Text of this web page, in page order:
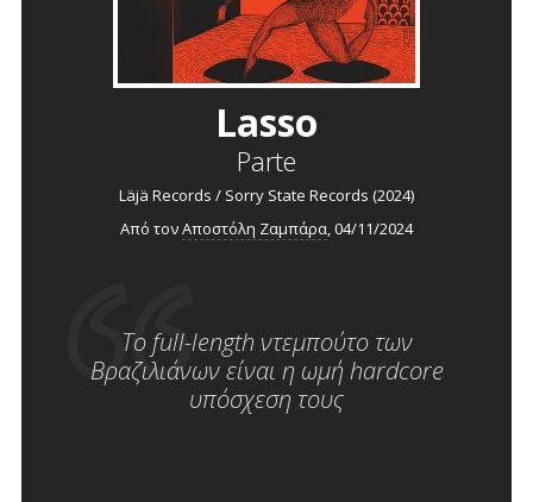
Lasso
Parte
Läjä Records / Sorry State Records (2024)
Από τονΑποστόλη Ζαμπάρα, 04/11/2024
Το full-length ντεμπούτο των
Βραζιλιάνων είναι η ωμή hardcore
υπόσχεση τους